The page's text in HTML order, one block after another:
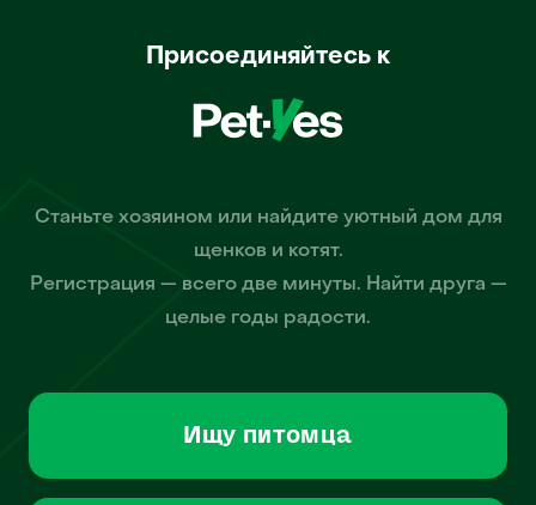
Присоединяйтесь к
Станьте хозяином или найдите уютный дом для
щенков и котят.
Регистрация — всего две минуты. Найти друга —
целые годы радости.
Ищу питомца